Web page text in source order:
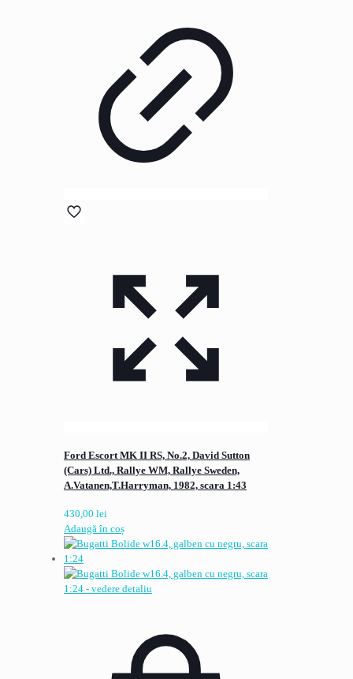
Ford Escort MK II RS, No.2, David Sutton
(Cars) Ltd., Rallye WM, Rallye Sweden,
A.Vatanen,T.Harryman, 1982, scara 1:43
430,00 lei
Adaugă în coș